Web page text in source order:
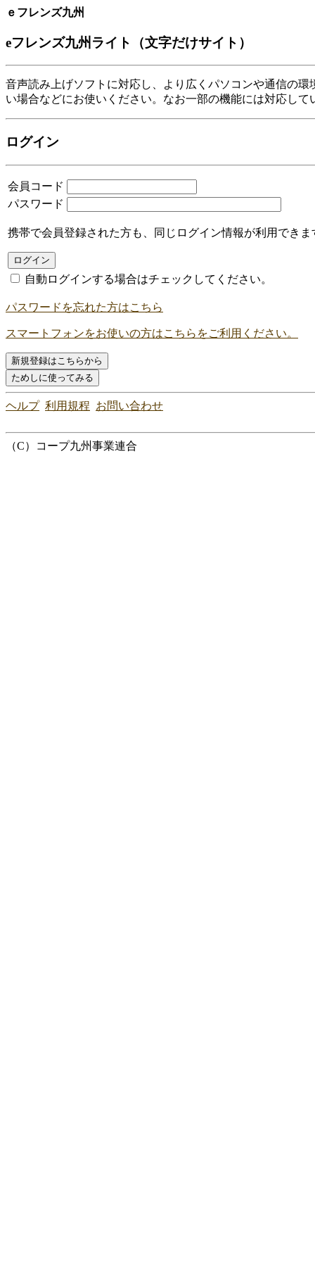
ｅフレンズ九州
eフレンズ九州ライト（文字だけサイト）
音声読み上げソフトに対応し、より広くパソコンや通信の
い場合などにお使いください。なお一部の機能には対応して
ログイン
会員コード
パスワード
携帯で会員登録された方も、同じログイン情報が利用できま
自動ログインする場合はチェックしてください。
パスワードを忘れた方はこちら
スマートフォンをお使いの方はこちらをご利用ください。
ヘルプ 利用規程 お問い合わせ
（C）コープ九州事業連合